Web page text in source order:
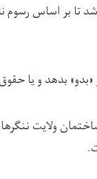
بر اساس رسوم
بدهد و یا حقوق
ولایت